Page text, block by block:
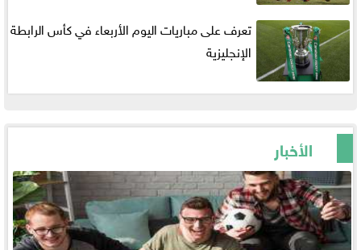
تعرف على مباريات اليوم الأربعاء في كأس الرابطة
الإنجليزية
الأخبار